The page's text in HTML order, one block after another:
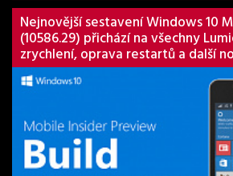
Nejnovější sestavení Windows 10
(10586.29) přichází na všechny
zrychlení, oprava restartů a další